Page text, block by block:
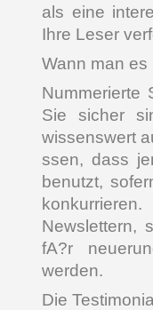
als eine
Ihre Leser
Wann man es
Nummerierte
Sie sicher
wissenswert
ssen, dass
benutzt,
Newslettern,
fA?r
werden.
Die